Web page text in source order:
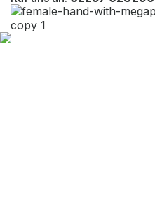
Tragkraft (kg)